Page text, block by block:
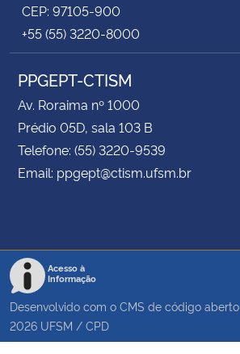
CEP: 97105-900
+55 (55) 3220-8000
PPGEPT-CTISM
Av. Roraima nº 1000
Prédio 05D, sala 103 B
Telefone: (55) 3220-9539
Email: ppgept@ctism.ufsm.br
Acesso à
Informação
Desenvolvido com o CMS de código aberto
2026 UFSM / CPD